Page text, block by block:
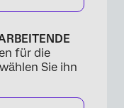
×
für die
Sie ihn